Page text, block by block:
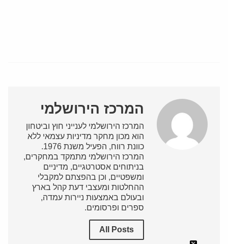
המרכז הירושלמי
המרכז הירושלמי לענייני חוץ וביטחון
הוא מכון מחקר מדיניות עצמאי ללא
כוונת רווח, הפעיל משנת 1976.
המרכז הירושלמי מתמקד במחקרים,
בניתוחים אסטרטגיים, מדיניים
ומשפטיים, וכן בהפצתם למקבלי
ההחלטות ומעצבי דעת קהל בארץ
ובעולם באמצעות ניירות עמדה,
ספרים ופרסומים.
All Posts